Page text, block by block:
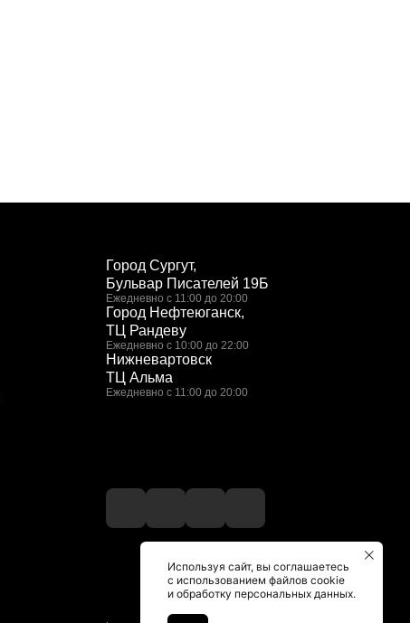
Город Сургут,
Бульвар Писателей 19Б
Ежедневно с 11:00 до 20:00
Город Нефтеюганск,
ТЦ Рандеву
Ежедневно с 10:00 до 22:00
Нижневартовск
ТЦ Альма
Ежедневно с 11:00 до 20:00
Используя сайт, вы соглашаетесь
с использованием файлов cookie
и обработку персональных данных.